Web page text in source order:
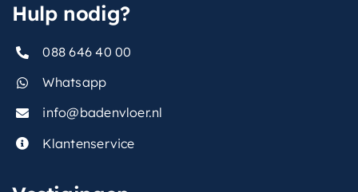
Hulp nodig?
088 646 40 00
Whatsapp
info@badenvloer.nl
Klantenservice